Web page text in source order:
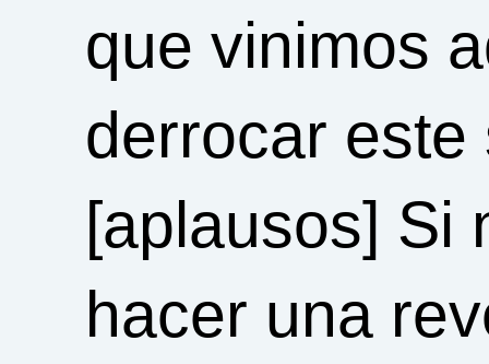
que vinimos
derrocar
[aplausos] Si
hacer una